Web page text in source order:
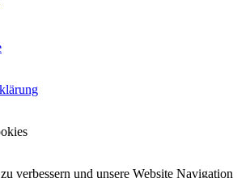
verbessern und unsere Website Navigation